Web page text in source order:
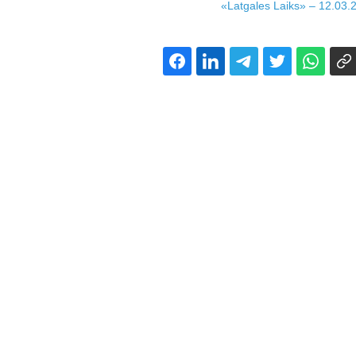
«Latgales Laiks» –